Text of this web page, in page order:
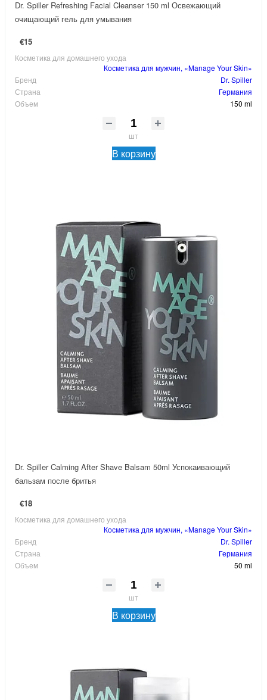
Dr. Spiller Refreshing Facial Cleanser 150 ml Освежающий
очищающий гель для умывания
€15
Косметика для домашнего ухода
Косметика для мужчин, «Manage Your Skin»
Бренд
Dr. Spiller
Страна
Германия
Объем
150 ml
шт
В корзину
Dr. Spiller Calming After Shave Balsam 50ml Успокаивающий
бальзам после бритья
€18
Косметика для домашнего ухода
Косметика для мужчин, «Manage Your Skin»
Бренд
Dr. Spiller
Страна
Германия
Объем
50 ml
шт
В корзину